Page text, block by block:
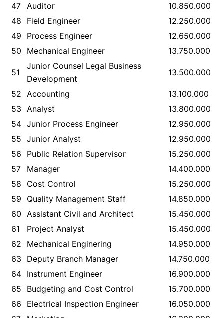
47 Auditor
10.850.000
48
Field Engineer
12.250.000
49
Process Engineer
12.650.000
50
Mechanical Engineer 13.750.000
51
Junior Counsel Legal Business
Development
13.500.000
52 Accounting
13.100.000
53
Analyst
13.800.000
54 Junior Process Engineer
12.950.000
55 Junior Analyst
12.950.000
56
Public Relation Supervisor
15.250.000
57
Manager
14.400.000
58
Cost Control
15.250.000
59
Quality Management Staff
14.850.000
60
Assistant Civil and Architect
15.450.000
61
Project Analyst
15.450.000
62
Mechanical Enginering
14.950.000
63
Deputy Branch Manager
14.750.000
64 Instrument Engineer
16.900.000
65
Budgeting and Cost Control
15.700.000
66
Electrical Inspection Engineer
16.050.000